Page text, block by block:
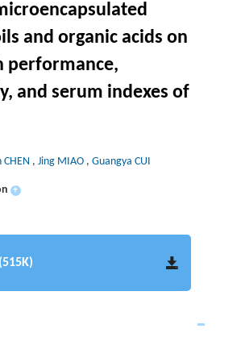
and organic acids on
performance,
and serum indexes of
CHEN , Jing MIAO , Guangya CUI
+